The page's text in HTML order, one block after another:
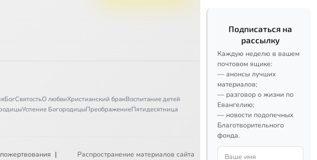
БогСвятостьО любвиХристианский бракВоспитание детей
Успение БогородицыПреображениеПятидесятница
|
Распространение материалов сайта
Подписаться на
рассылку
Каждую неделю в вашем
почтовом ящике:
— анонсы лучших
материалов;
— разговор о жизни по
Евангелию;
— новости подопечных
Благотворительного
фонда.